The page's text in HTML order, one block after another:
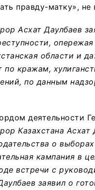
правду-матку», не
Асхат Даулбаев
области и
по кражам,
по данным
деятельности
Казахстана Асхат
о
кампания в
встречи с
заявил о